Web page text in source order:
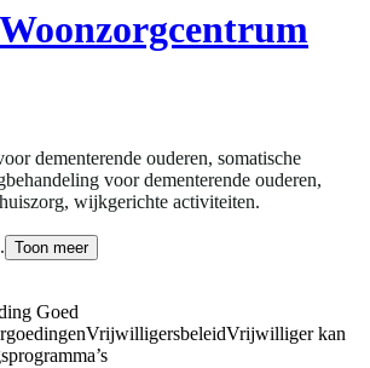
dementerende ouderen, somatische
voor dementerende ouderen,
wijkgerichte activiteiten.
Toon meer
Goed
VrijwilligersbeleidVrijwilliger kan